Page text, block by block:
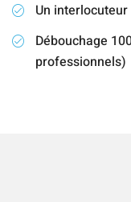
Un
Débouchage
professionnels)